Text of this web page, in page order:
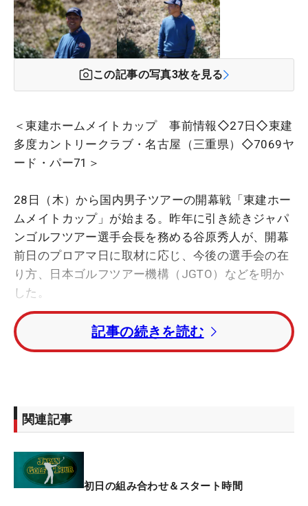
この記事の写真3枚を見る
＜東建ホームメイトカップ 事前情報◇27日◇東建
多度カントリークラブ・名古屋（三重県）◇7069ヤ
ード・パー71＞
28日（木）から国内男子ツアーの開幕戦「東建ホー
ムメイトカップ」が始まる。昨年に引き続きジャパ
ンゴルフツアー選手会長を務める谷原秀人が、開幕
前日のプロアマ日に取材に応じ、今後の選手会の在
り方、日本ゴルフツアー機構（JGTO）などを明か
した。
「選手主体というか、そのためにあるJGTOなの
で。（選手の）一言ひとことを聞き、選手がやりや
なかったと思うんですけど、今年からはどんどんや
っていく姿勢を見せられたらいいと思っています」
指定練習日の26日（火）には選手ミーティングが行
われた。そこで話されたことのなかで、とくに力を
記事の続きを読む
関連記事
初日の組み合わせ＆スタート時間